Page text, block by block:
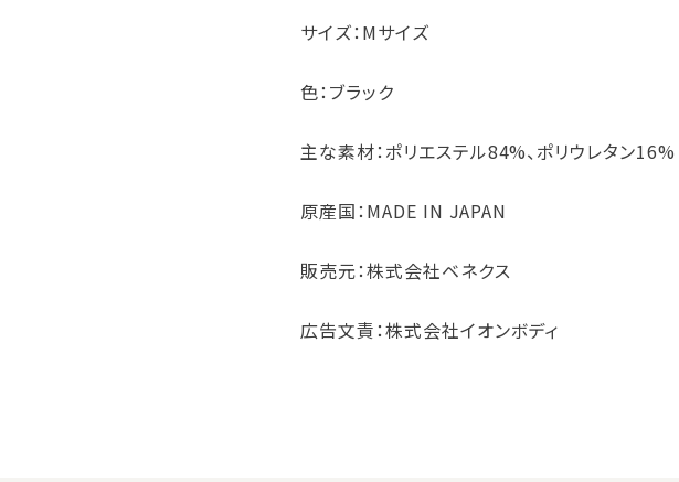
サイズ：Mサイズ
色：ブラック
主な素材：ポリエステル84%、ポリウレタン16%
原産国：MADE IN JAPAN
販売元：株式会社ベネクス
広告文責：株式会社イオンボディ